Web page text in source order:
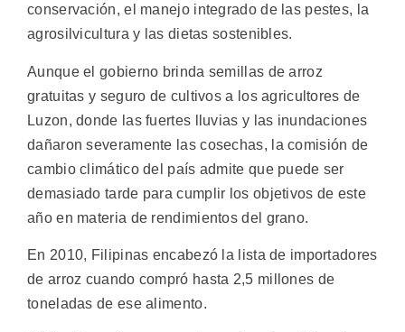
conservación, el manejo integrado de las pestes, la
agrosilvicultura y las dietas sostenibles.
Aunque el gobierno brinda semillas de arroz
gratuitas y seguro de cultivos a los agricultores de
Luzon, donde las fuertes lluvias y las inundaciones
dañaron severamente las cosechas, la comisión de
cambio climático del país admite que puede ser
demasiado tarde para cumplir los objetivos de este
año en materia de rendimientos del grano.
En 2010, Filipinas encabezó la lista de importadores
de arroz cuando compró hasta 2,5 millones de
toneladas de ese alimento.